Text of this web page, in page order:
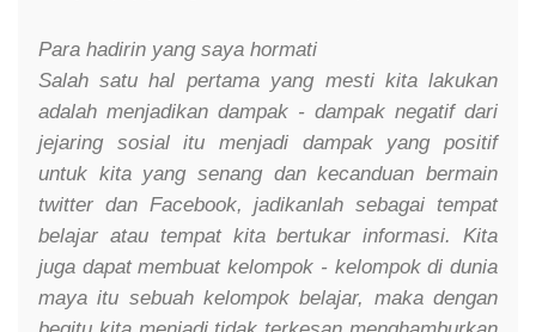
Para hadirin yang saya hormati
Salah satu hal pertama yang mesti kita lakukan
adalah menjadikan dampak - dampak negatif dari
jejaring sosial itu menjadi dampak yang positif
untuk kita yang senang dan kecanduan bermain
twitter dan Facebook, jadikanlah sebagai tempat
belajar atau tempat kita bertukar informasi. Kita
juga dapat membuat kelompok - kelompok di dunia
maya itu sebuah kelompok belajar, maka dengan